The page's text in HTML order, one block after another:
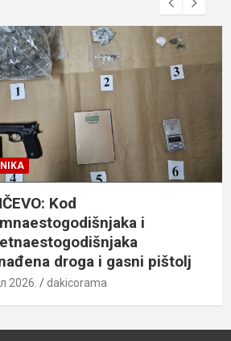
Kod
i
droga i gasni pištolj
2026. dakicorama